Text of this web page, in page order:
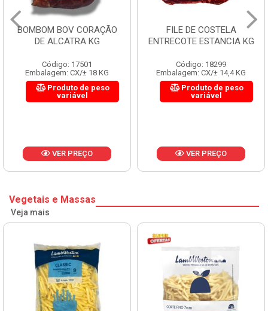
BOMBOM BOV CORAÇÃO
DE ALCATRA KG
Código: 17501
Embalagem: CX/± 18 KG
Produto de peso
variável
VER PREÇO
FILE DE COSTELA
ENTRECOTE ESTANCIA KG
Código: 18299
Embalagem: CX/± 14,4 KG
Produto de peso
variável
VER PREÇO
Vegetais e Massas
Veja mais